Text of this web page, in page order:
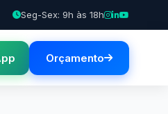
Seg-Sex: 9h às 18h
Orçamento